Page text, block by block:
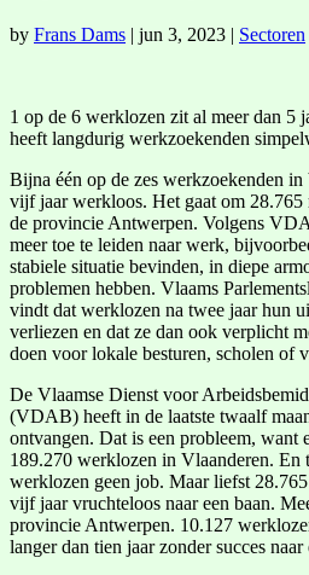
by Frans Dams | jun 3, 2023 | Sectoren
1 op de 6 werklozen zit al meer dan
heeft langdurig werkzoekenden
Bijna één op de zes werkzoekenden
vijf jaar werkloos. Het gaat om 28.765
de provincie Antwerpen. Volgens
meer toe te leiden naar werk,
stabiele situatie bevinden, in diepe
problemen hebben. Vlaams
vindt dat werklozen na twee jaar hun
verliezen en dat ze dan ook verplicht
doen voor lokale besturen, scholen of
De Vlaamse Dienst voor
(VDAB) heeft in de laatste twaalf
ontvangen. Dat is een probleem, want
189.270 werklozen in Vlaanderen. En
werklozen geen job. Maar liefst
vijf jaar vruchteloos naar een baan.
provincie Antwerpen. 10.127
langer dan tien jaar zonder succes naar